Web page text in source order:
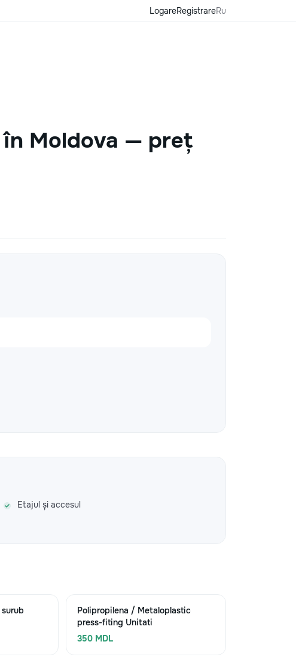
LogareRegistrareRu
în Moldova — preț
Etajul și accesul
Polipropilena / Metaloplastic
press-fiting Unitati
350 MDL